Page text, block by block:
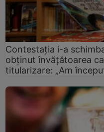
Contestația i-a
obținut învățătoarea
titularizare: „Am